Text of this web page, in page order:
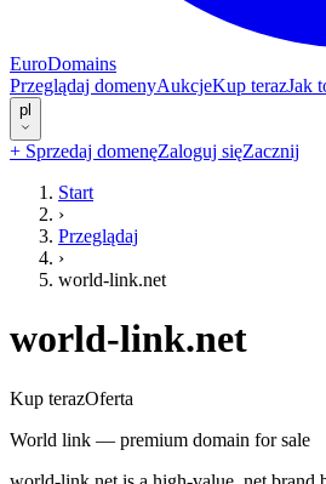
EuroDomains
Przeglądaj domenyAukcjeKup terazJak
pl
+ Sprzedaj domenęZaloguj sięZacznij
Start
›
Przeglądaj
›
world-link.net
world-link.net
Kup terazOferta
World link — premium domain for sale